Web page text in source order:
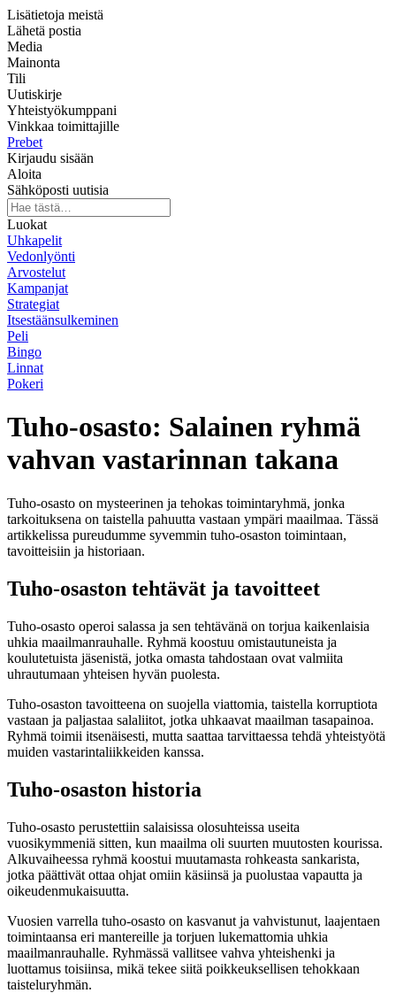
Lisätietoja meistä
Lähetä postia
Media
Mainonta
Tili
Uutiskirje
Yhteistyökumppani
Vinkkaa toimittajille
Prebet
Kirjaudu sisään
Aloita
Sähköposti uutisia
Luokat
Uhkapelit
Vedonlyönti
Arvostelut
Kampanjat
Strategiat
Itsestäänsulkeminen
Peli
Bingo
Linnat
Pokeri
Tuho-osasto: Salainen ryhmä
vahvan vastarinnan takana
Tuho-osasto on mysteerinen ja tehokas toimintaryhmä, jonka
tarkoituksena on taistella pahuutta vastaan ympäri maailmaa. Tässä
artikkelissa pureudumme syvemmin tuho-osaston toimintaan,
tavoitteisiin ja historiaan.
Tuho-osaston tehtävät ja tavoitteet
Tuho-osasto operoi salassa ja sen tehtävänä on torjua kaikenlaisia
uhkia maailmanrauhalle. Ryhmä koostuu omistautuneista ja
koulutetuista jäsenistä, jotka omasta tahdostaan ovat valmiita
uhrautumaan yhteisen hyvän puolesta.
Tuho-osaston tavoitteena on suojella viattomia, taistella korruptiota
vastaan ja paljastaa salaliitot, jotka uhkaavat maailman tasapainoa.
Ryhmä toimii itsenäisesti, mutta saattaa tarvittaessa tehdä yhteistyötä
muiden vastarintaliikkeiden kanssa.
Tuho-osaston historia
Tuho-osasto perustettiin salaisissa olosuhteissa useita
vuosikymmeniä sitten, kun maailma oli suurten muutosten kourissa.
Alkuvaiheessa ryhmä koostui muutamasta rohkeasta sankarista,
jotka päättivät ottaa ohjat omiin käsiinsä ja puolustaa vapautta ja
oikeudenmukaisuutta.
Vuosien varrella tuho-osasto on kasvanut ja vahvistunut, laajentaen
toimintaansa eri mantereille ja torjuen lukemattomia uhkia
maailmanrauhalle. Ryhmässä vallitsee vahva yhteishenki ja
luottamus toisiinsa, mikä tekee siitä poikkeuksellisen tehokkaan
taisteluryhmän.